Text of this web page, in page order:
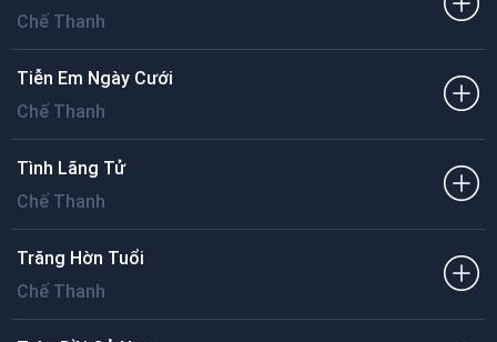
Chế Thanh
Tiễn Em Ngày Cưới
Chế Thanh
Tình Lãng Tử
Chế Thanh
Trăng Hờn Tuổi
Chế Thanh